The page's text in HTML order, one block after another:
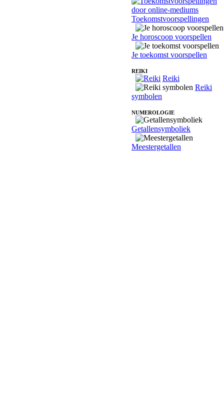
Toekomstvoorspellingen
Je horoscoop voorspellen
Je toekomst voorspellen
REIKI
Reiki
Reiki
symbolen
NUMEROLOGIE
Getallensymboliek
Meestergetallen